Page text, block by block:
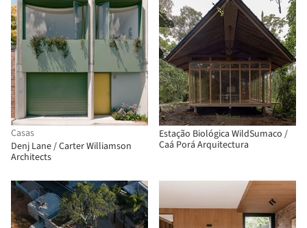
Casas
Denj Lane / Carter Williamson
Architects
Estação Biológica WildSumaco /
Caá Porá Arquitectura